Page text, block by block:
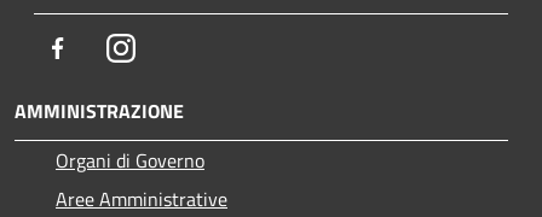
FacebookInstagram
AMMINISTRAZIONE
Organi di Governo
Aree Amministrative